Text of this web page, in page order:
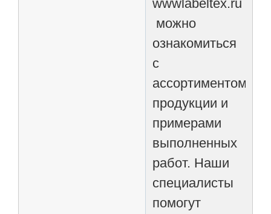
wwwlabeltex.ru
можно
ознакомиться
с
ассортиментом
продукции и
примерами
выполненных
работ. Наши
специалисты
помогут